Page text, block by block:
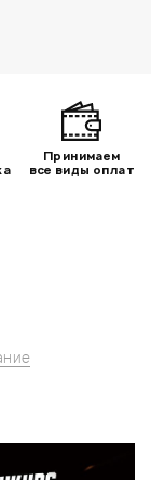
Принимаем
все виды оплат